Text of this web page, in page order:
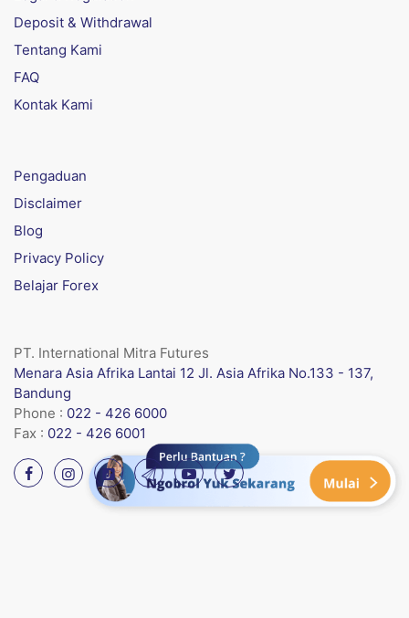
Deposit & Withdrawal
Tentang Kami
FAQ
Kontak Kami
Pengaduan
Disclaimer
Blog
Privacy Policy
Belajar Forex
PT. International Mitra Futures
Menara Asia Afrika Lantai 12 Jl. Asia Afrika No.133 - 137,
Bandung
Phone : 022 - 426 6000
Fax : 022 - 426 6001